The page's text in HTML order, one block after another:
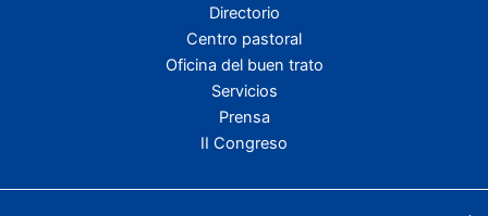
Directorio
Centro pastoral
Oficina del buen trato
Servicios
Prensa
II Congreso